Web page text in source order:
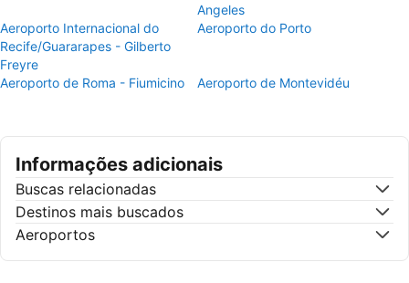
Angeles
Aeroporto Internacional do
Recife/Guararapes - Gilberto
Freyre
Aeroporto do Porto
Aeroporto de Roma - Fiumicino Aeroporto de Montevidéu
Informações adicionais
Buscas relacionadas
Destinos mais buscados
Aeroportos